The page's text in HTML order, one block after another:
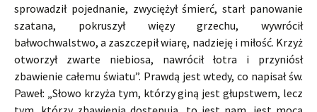
sprowadził pojednanie, zwyciężył śmierć, starł panowanie
szatana, pokruszył więzy grzechu, wywrócił
bałwochwalstwo, a zaszczepił wiarę, nadzieję i miłość. Krzyż
otworzył zwarte niebiosa, nawrócił łotra i przyniósł
zbawienie całemu światu”. Prawdą jest wtedy, co napisał św.
Paweł: „Słowo krzyża tym, którzy giną jest głupstwem, lecz